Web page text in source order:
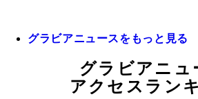
グラビアニュースをもっと見る
グラビアニュ
アクセスラン